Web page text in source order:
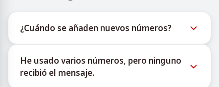
¿Cuándo se añaden nuevos números?
números virtuales puede consultarse a través del
bot oficial de Telegram @TigerSMSofficial_bot. Este
He usado varios números, pero ninguno
recibió el mensaje.